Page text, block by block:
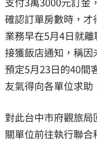
確認訂單房數時，
業務早在5月4日就
接獲飯店通知，稱因
預定5月23日的40間
友氣得向各單位求助
對此台中市府觀旅
關單位前往執行聯